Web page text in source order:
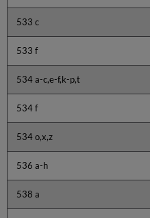
533 c
533 f
534 a-c,e-f,k-p,t
534 f
534 o,x,z
536 a-h
538 a